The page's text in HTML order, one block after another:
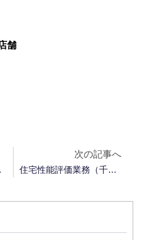
舗
た。
次の記事へ
住宅性能評価業務（千葉県/共同住宅/362.93㎡）をお手伝いしました。